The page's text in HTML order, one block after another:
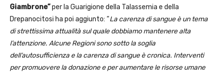
Giambrone”per la Guarigione della Talassemia e della
Drepanocitosi ha poi aggiunto: “La carenza di sangue è un tema
di strettissima attualità sul quale dobbiamo mantenere alta
l’attenzione. Alcune Regioni sono sotto la soglia
dell’autosufficienza e la carenza di sangue è cronica. Interventi
per promuovere la donazione e per aumentare le risorse umane